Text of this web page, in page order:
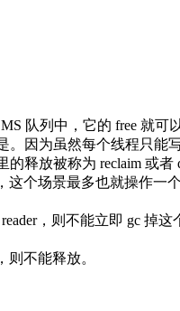
队列中，它的 free 就可
。因为虽然每个线程只能
放被称为 reclaim 或者
个场景最多也就操作
，则不能立即 gc 掉
不能释放。